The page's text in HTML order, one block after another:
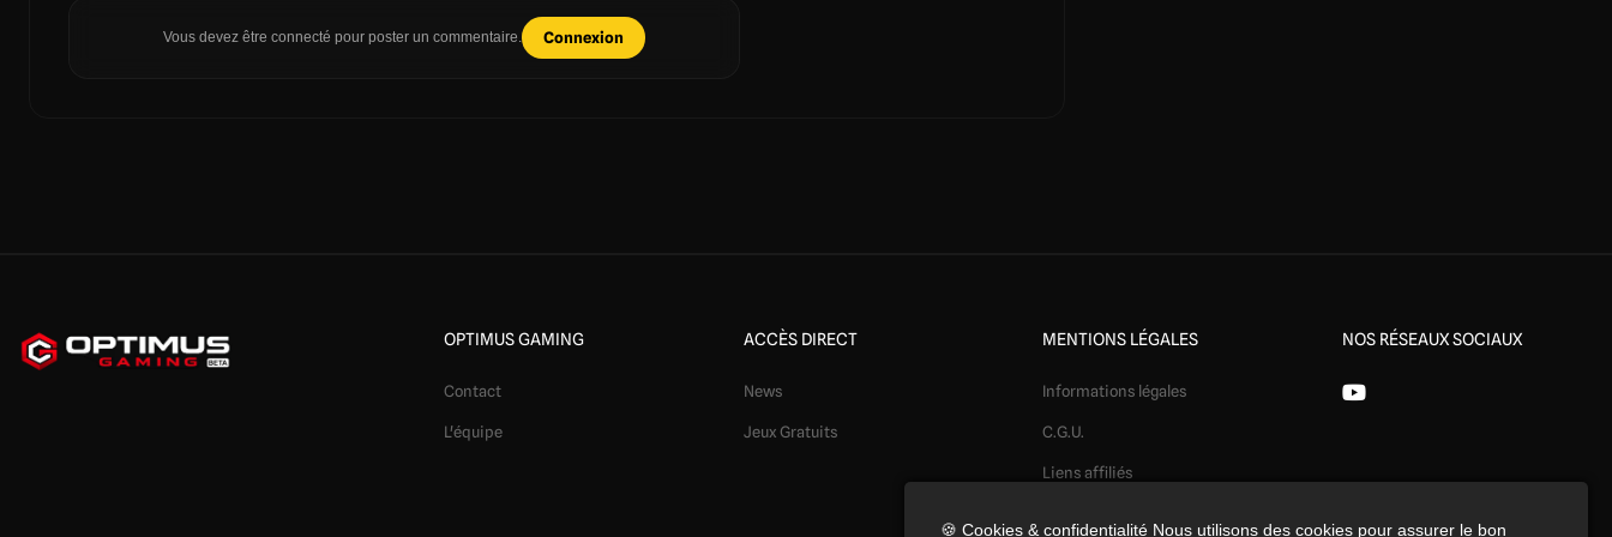
Vous devez être connecté pour poster un commentaire. Connexion
OPTIMUS GAMING
Contact
L'équipe
ACCÈS DIRECT
News
Jeux Gratuits
MENTIONS LÉGALES
Informations légales
C.G.U.
Liens affiliés
NOS RÉSEAUX SOCIAUX
🍪 Cookies & confidentialité Nous utilisons des cookies pour assurer le bon